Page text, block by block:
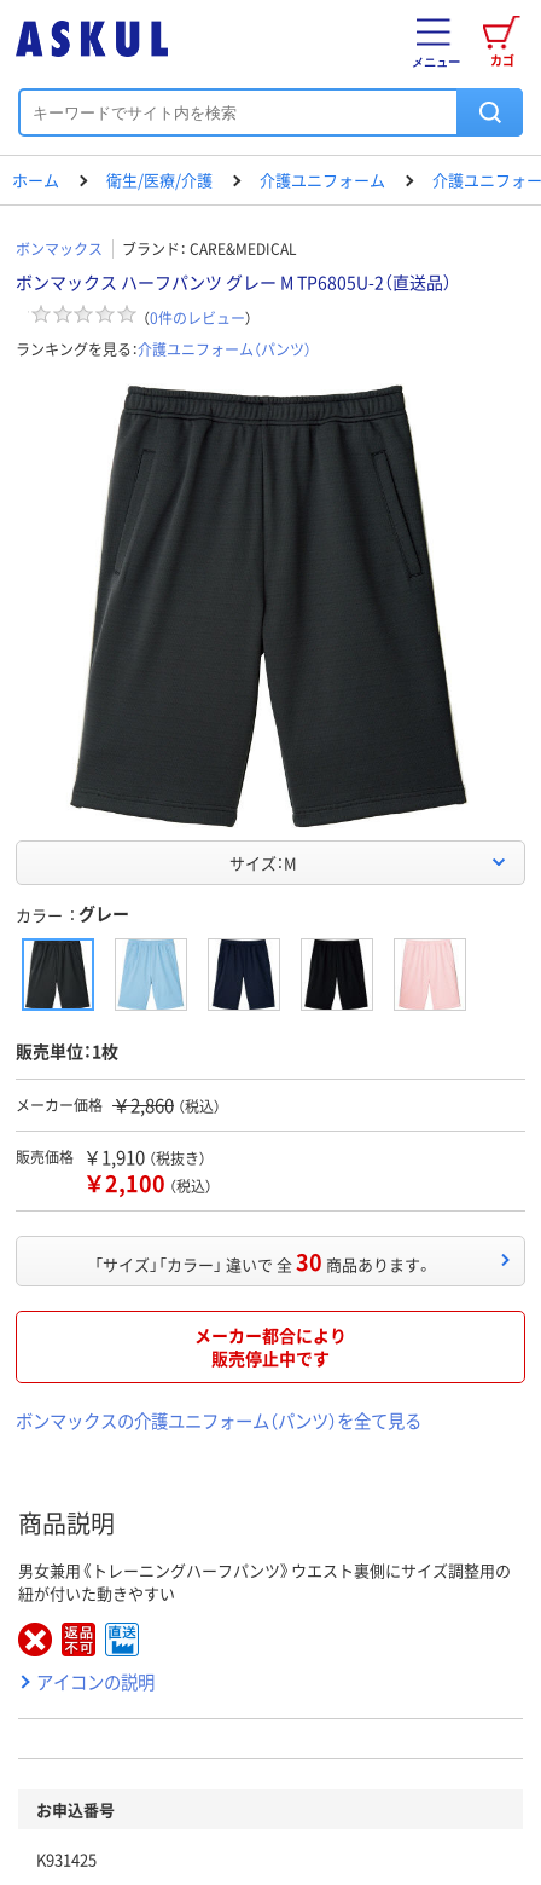
カゴ
メニュー
ホーム 衛生/医療/介護 介護ユニフォーム 介護ユニフォー
ボンマックス ブランド： CARE&MEDICAL
ボンマックス ハーフパンツ グレー M TP6805U-2（直送品）
（0件のレビュー）
ランキングを見る：介護ユニフォーム（パンツ）
サイズ：M
カラー グレー
販売単位：1枚
メーカー価格 ￥2,860 （税込）
販売価格 ￥1,910 （税抜き）
￥2,100 （税込）
「サイズ」「カラー」 違いで 全30 商品あります。
メーカー都合により
販売停止中です
ボンマックスの介護ユニフォーム（パンツ）を全て見る
商品説明
男女兼用《トレーニングハーフパンツ》ウエスト裏側にサイズ調整用の
紐が付いた動きやすい
アイコンの説明
お申込番号
K931425